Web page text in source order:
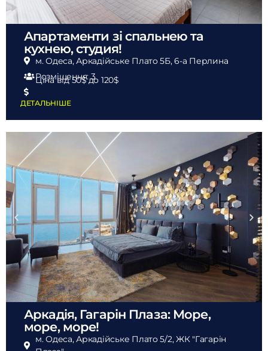
Апартаменти зі спальнею та
кухнею, студия!
м. Одеса, Аркадійське Плато 5Б, 6-а Перлина
Розміщення: 3
Ціна від 50$до 120$
ДЕТАЛЬНІШЕ
Аркадія, Гагарін Плаза: Море,
море, море!
м. Одеса, Аркадійське Плато 5/2, ЖК "Гагарін